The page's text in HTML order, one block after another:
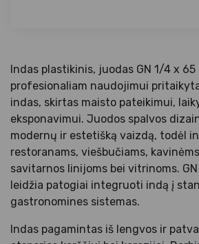
Indas plastikinis, juodas GN 1/4 x 65
profesionaliam naudojimui
indas, skirtas maisto pateikimui,
eksponavimui. Juodos spalvos
modernų ir estetišką vaizdą, todėl
restoranams, viešbučiams,
savitarnos linijoms bei vitrinoms.
leidžia patogiai integruoti indą į
gastronomines sistemas.
Indas pagamintas iš lengvos ir